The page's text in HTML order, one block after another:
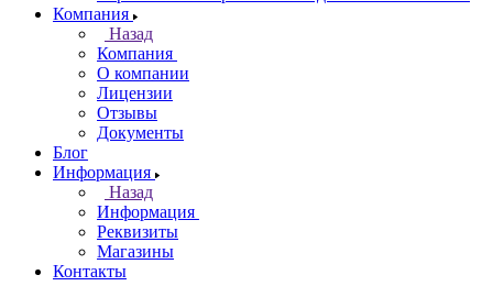
Компания
Назад
Компания
О компании
Лицензии
Отзывы
Документы
Блог
Информация
Назад
Информация
Реквизиты
Магазины
Контакты